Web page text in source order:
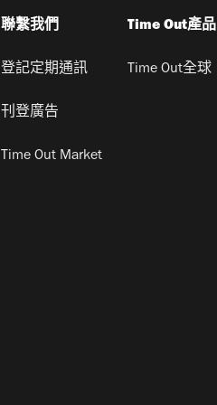
聯繫我們
登記定期通訊
刊登廣告
Time Out Market
Time Out產品
Time Out全球